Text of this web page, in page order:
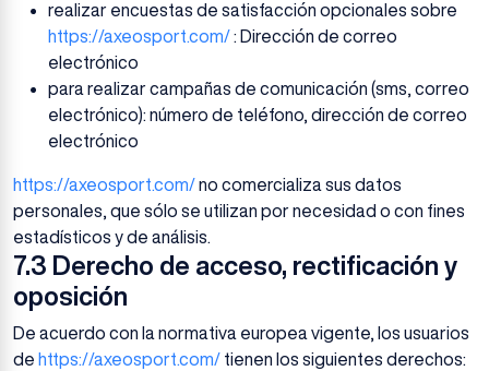
realizar encuestas de satisfacción opcionales sobre
https://axeosport.com/: Dirección de correo
electrónico
para realizar campañas de comunicación (sms, correo
electrónico): número de teléfono, dirección de correo
electrónico
https://axeosport.com/no comercializa sus datos
personales, que sólo se utilizan por necesidad o con fines
estadísticos y de análisis.
7.3 Derecho de acceso, rectificación y
oposición
De acuerdo con la normativa europea vigente, los usuarios
de https://axeosport.com/ tienen los siguientes derechos: